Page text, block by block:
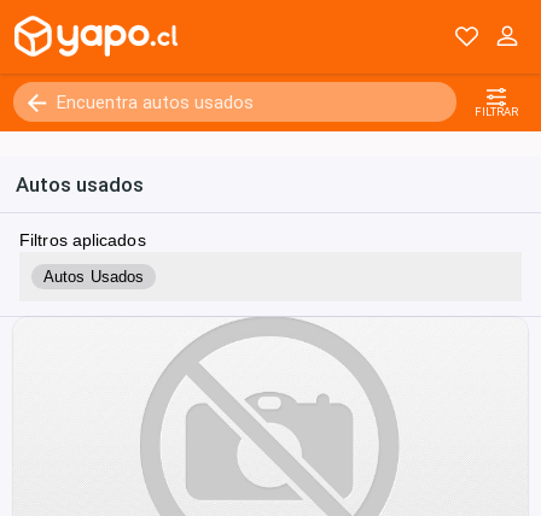
FILTRAR
Autos usados
Filtros aplicados
Autos Usados